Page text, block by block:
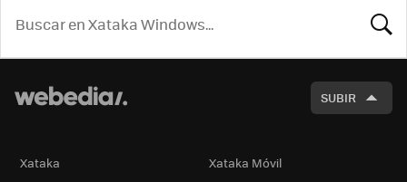
SUBIR
Xataka Xataka Móvil